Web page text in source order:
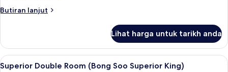
Soo
Combined)
Butiran lanjut
Butiran
Double
or
Twin
Lihat harga untuk tarikh anda
Lihat
Superior Double Room (Bong Soo
1
Superior Double Room (Bong Soo Superior King)